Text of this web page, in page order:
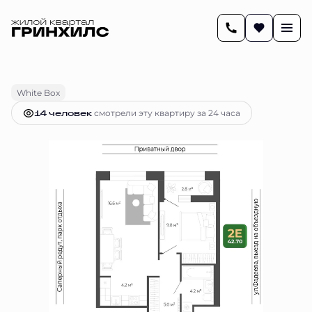
2-комнатная42.6 м 8 892 310 руб.
White Box
14 человексмотрели эту квартиру за 24 часа